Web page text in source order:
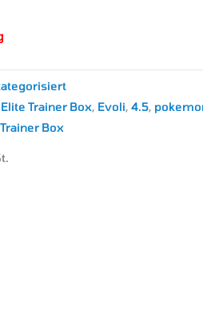
Elite Trainer Box, Evoli,4.5,
Box